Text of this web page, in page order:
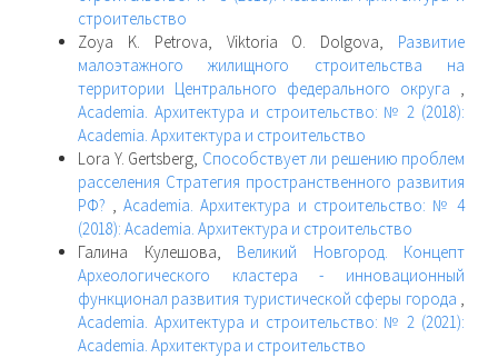
строительство
Zoya K. Petrova, Viktoria O. Dolgova, Развитие
малоэтажного жилищного строительства на
территории Центрального федерального округа ,
Academia. Архитектура и строительство: № 2 (2018):
Academia. Архитектура и строительство
Lora Y. Gertsberg, Способствует ли решению проблем
расселения Стратегия пространственного развития
РФ? ,Academia. Архитектура и строительство: № 4
(2018): Academia. Архитектура и строительство
Галина Кулешова, Великий Новгород. Концепт
Археологического кластера - инновационный
функционал развития туристической сферы города ,
Academia. Архитектура и строительство: № 2 (2021):
Academia. Архитектура и строительство